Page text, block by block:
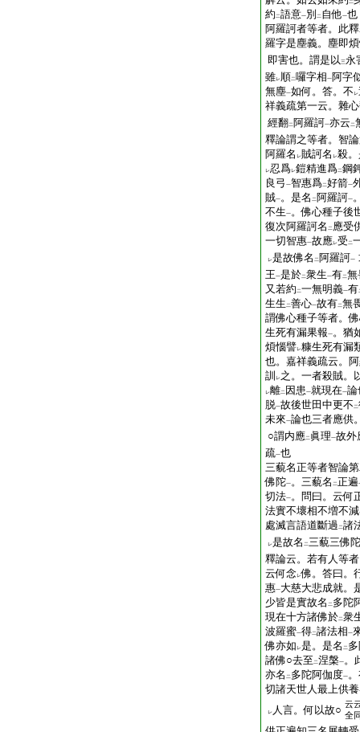
二
約 二語意一別 二 自他一也
阿羅訶者等者。此釋
羅字是塵義。塵即
即害也。謂是以三永
雖レ順二囉字相一阿字
無塵一如何。答。不 レ
祥義疏第一云。雜
經翻二 阿羅訶一亦云 二
釋論謂之等者。智
阿羅名 レ賊訶名 レ殺
レ忍爲レ鎧精進爲二鋼
良弓 一智惠爲二好箭一
賊一。是名 二 阿羅訶一
不生一。佛心種子後
復次阿羅訶名 二 應受
一切智惠一故應レ受 二
レ是故佛名 二 阿羅訶一
王一是於二衆生一有二無
又若約 二一無明義一有
生生 二善心一故有二無
謂佛心種子等者。
生死有漏果報一。猶
煩惱譬レ糠生死有漏
也。嘉祥義疏云。
訓
レ之。一者殺賊。
レ離二 因患一就現在一論
脱一故後世田中更不 二
未來一論也三者應供
○謂内應二 眞理一故外
疏一也
三藐名正等者智論
佛陀一。三藐名 二正遍
切法一。問曰。云何
法實不壞相不増不減
處滅言語道斷過 二諸
レ是故名 二三藐三佛陀
釋論云。若有人等
云何念レ佛。答曰。
惠一大慈大悲成就。
少皆是實故名 二 多陀
現在十方諸佛於二衆
波羅蜜一得二諸法相一
佛亦如 レ是。是名 二
諸佛○去至 二涅槃一。
亦名 二 多陀阿伽度一
切諸天世人最上供養
レ 人言。何以故○ 云
全